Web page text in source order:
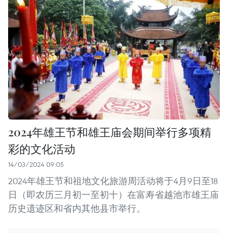
2024年雄王节和雄王庙会期间举行多项精
彩的文化活动
14/03/2024 09:05
2024年雄王节和祖地文化旅游周活动将于4月9日至18
日（即农历三月初一至初十）在富寿省越池市雄王庙
历史遗迹区和省内其他县市举行。